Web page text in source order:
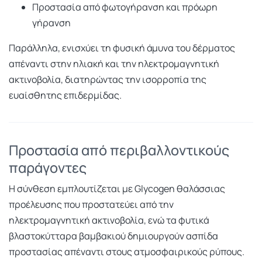
Προστασία από φωτογήρανση και πρόωρη
γήρανση
Παράλληλα, ενισχύει τη φυσική άμυνα του δέρματος
απέναντι στην ηλιακή και την ηλεκτρομαγνητική
ακτινοβολία, διατηρώντας την ισορροπία της
ευαίσθητης επιδερμίδας.
Προστασία από περιβαλλοντικούς
παράγοντες
Η σύνθεση εμπλουτίζεται με Glycogen θαλάσσιας
προέλευσης που προστατεύει από την
ηλεκτρομαγνητική ακτινοβολία, ενώ τα φυτικά
βλαστοκύτταρα βαμβακιού δημιουργούν ασπίδα
προστασίας απέναντι στους ατμοσφαιρικούς ρύπους.